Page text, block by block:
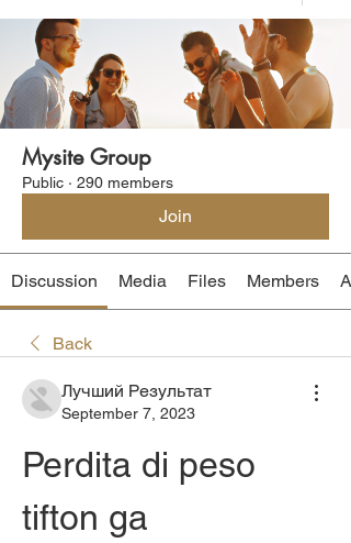
Mysite Group
Public · 290 members
Join
Discussion Media Files Members
Back
Лучший Результат
September 7, 2023
Perdita di peso
tifton ga